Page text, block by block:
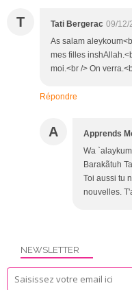
T Tati Bergerac 09/12/
As salam
mes filles
moi.<br /> On
Répondre
A Apprends
Wa
Barakãtuh
Toi aussi tu
nouvelles.
NEWSLETTER